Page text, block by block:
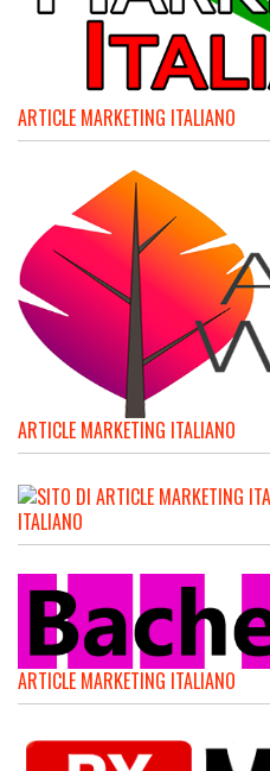
ARTICLE MARKETING ITALIANO
ARTICLE MARKETING ITALIANO
ITALIANO
ARTICLE MARKETING ITALIANO